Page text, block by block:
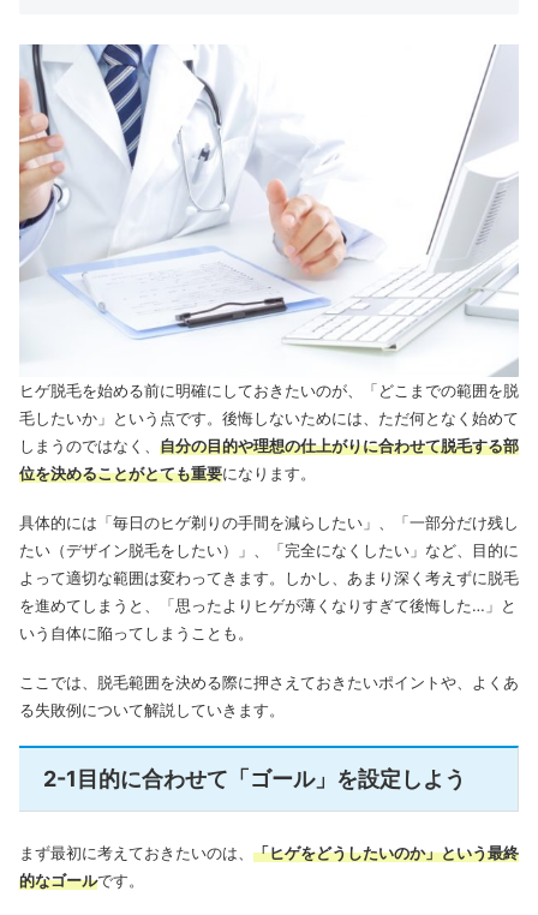
ヒゲ脱毛を始める前に明確にしておきたいのが、「どこまでの範囲を脱
毛したいか」という点です。後悔しないためには、ただ何となく始めて
しまうのではなく、 自分の目的や理想の仕上がりに合わせて脱毛する部
位を決めることがとても重要になります。
具体的には「毎日のヒゲ剃りの手間を減らしたい」、「一部分だけ残し
たい（デザイン脱毛をしたい）」、「完全になくしたい」など、目的に
よって適切な範囲は変わってきます。しかし、あまり深く考えずに脱毛
を進めてしまうと、「思ったよりヒゲが薄くなりすぎて後悔した…」と
いう自体に陥ってしまうことも。
ここでは、脱毛範囲を決める際に押さえておきたいポイントや、よくあ
る失敗例について解説していきます。
2-1目的に合わせて「ゴール」を設定しよう
まず最初に考えておきたいのは、 「ヒゲをどうしたいのか」という最終
的なゴールです。